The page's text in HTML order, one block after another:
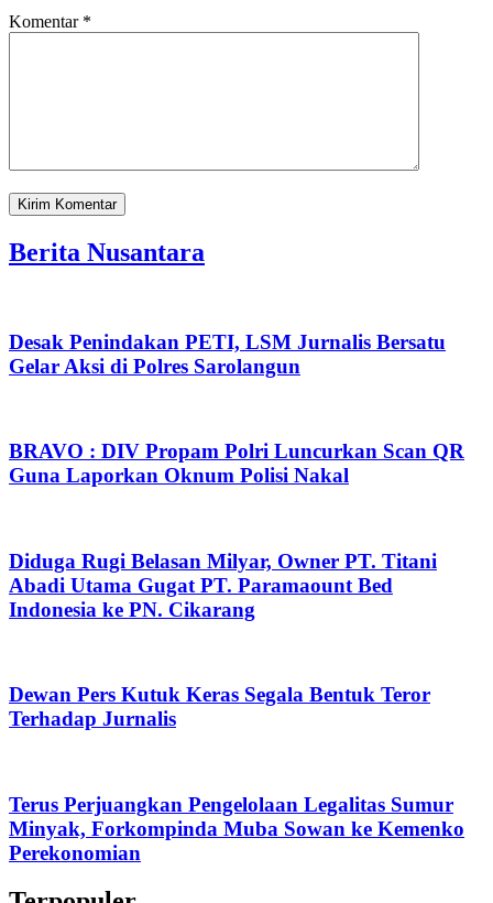
Komentar *
Berita Nusantara
Desak Penindakan PETI, LSM Jurnalis Bersatu
Gelar Aksi di Polres Sarolangun
BRAVO : DIV Propam Polri Luncurkan Scan QR
Guna Laporkan Oknum Polisi Nakal
Diduga Rugi Belasan Milyar, Owner PT. Titani
Abadi Utama Gugat PT. Paramaount Bed
Indonesia ke PN. Cikarang
Dewan Pers Kutuk Keras Segala Bentuk Teror
Terhadap Jurnalis
Terus Perjuangkan Pengelolaan Legalitas Sumur
Minyak, Forkompinda Muba Sowan ke Kemenko
Perekonomian